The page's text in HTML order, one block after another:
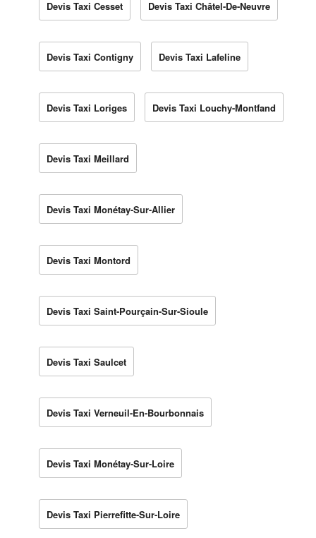
Devis Taxi Cesset Devis Taxi Châtel-De-Neuvre
Devis Taxi Contigny Devis Taxi Lafeline
Devis Taxi Loriges Devis Taxi Louchy-Montfand
Devis Taxi Meillard
Devis Taxi Monétay-Sur-Allier
Devis Taxi Montord
Devis Taxi Saint-Pourçain-Sur-Sioule
Devis Taxi Saulcet
Devis Taxi Verneuil-En-Bourbonnais
Devis Taxi Monétay-Sur-Loire
Devis Taxi Pierrefitte-Sur-Loire